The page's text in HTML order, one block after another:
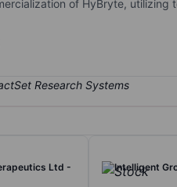
of HyBryte,
Ltd -
Intelligent